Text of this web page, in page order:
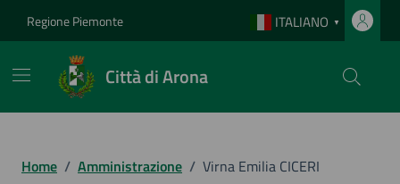
Regione Piemonte ITALIANO ▼
Città di Arona
Home / Amministrazione / Virna Emilia CICERI